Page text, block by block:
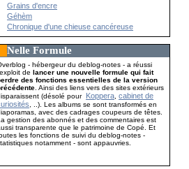
Grains d'encre
Géhèm
Chronique d'une chieuse cancéreuse
Nelle Formule
- hébergeur du deblog-notes - a réussi
delancer une nouvelle formule qui fait
des fonctions essentielles de la version
. Ainsi des liens vers des sites extérieurs
(désolé pour Koppera ,cabinet de
, ..). Les albums se sont transformés en
avec des cadrages coupeurs de têtes.
gestion des abonnés et des commentaires est
transparente que le patrimoine de Copé. Et
les fonctions de suivi du deblog-notes -
notamment - sont appauvries.